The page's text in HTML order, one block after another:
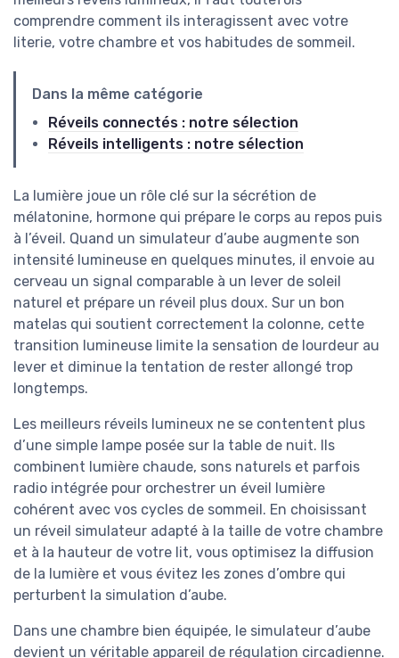
comprendre comment ils interagissent avec votre
literie, votre chambre et vos habitudes de sommeil.
Dans la même catégorie
Réveils connectés : notre sélection
Réveils intelligents : notre sélection
La lumière joue un rôle clé sur la sécrétion de
mélatonine, hormone qui prépare le corps au repos puis
à l’éveil. Quand un simulateur d’aube augmente son
intensité lumineuse en quelques minutes, il envoie au
cerveau un signal comparable à un lever de soleil
naturel et prépare un réveil plus doux. Sur un bon
matelas qui soutient correctement la colonne, cette
transition lumineuse limite la sensation de lourdeur au
lever et diminue la tentation de rester allongé trop
longtemps.
Les meilleurs réveils lumineux ne se contentent plus
d’une simple lampe posée sur la table de nuit. Ils
combinent lumière chaude, sons naturels et parfois
radio intégrée pour orchestrer un éveil lumière
cohérent avec vos cycles de sommeil. En choisissant
un réveil simulateur adapté à la taille de votre chambre
et à la hauteur de votre lit, vous optimisez la diffusion
de la lumière et vous évitez les zones d’ombre qui
perturbent la simulation d’aube.
Dans une chambre bien équipée, le simulateur d’aube
devient un véritable appareil de régulation circadienne.